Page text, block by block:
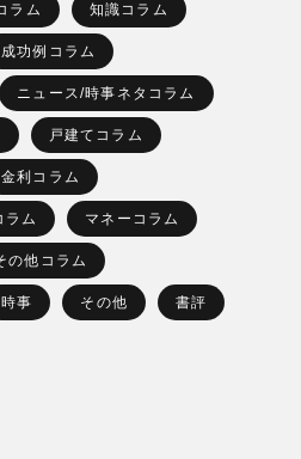
ラム 知識コラム
成功例コラム
ニュース/時事ネタコラム
戸建てコラム
金利コラム
ラム マネーコラム
の他コラム
時事 その他 書評